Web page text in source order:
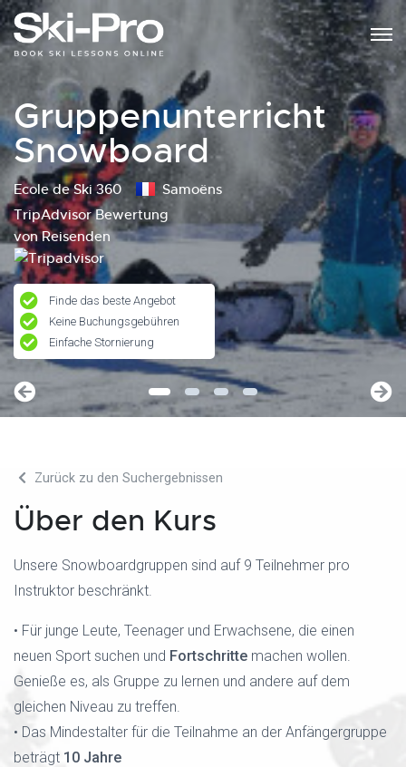
Gruppenunterricht
Snowboard
Ecole de Ski 360
Samoëns
TripAdvisor Bewertung
von Reisenden
Finde das beste Angebot
Keine Buchungsgebühren
Einfache Stornierung
Zurück zu den Suchergebnissen
Über den Kurs
Unsere Snowboardgruppen sind auf 9 Teilnehmer pro
Instruktor beschränkt.
• Für junge Leute, Teenager und Erwachsene, die einen
neuen Sport suchen und Fortschritte machen wollen.
Genieße es, als Gruppe zu lernen und andere auf dem
gleichen Niveau zu treffen.
• Das Mindestalter für die Teilnahme an der Anfängergruppe
beträgt 10 Jahre